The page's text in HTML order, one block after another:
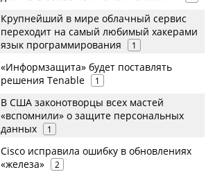
Крупнейший в мире облачный сервис
переходит на самый любимый хакерами
язык программирования
1
«Информзащита» будет поставлять
решения Tenable
1
В США законотворцы всех мастей
«вспомнили» о защите персональных
данных
1
Cisco исправила ошибку в обновлениях
«железа»
2